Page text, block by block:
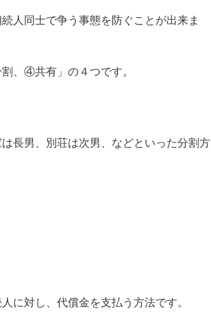
人同士で争う事態を防ぐことが出来ま
、④共有」の４つです。
長男、別荘は次男、などといった分割方
に対し、代償金を支払う方法です。